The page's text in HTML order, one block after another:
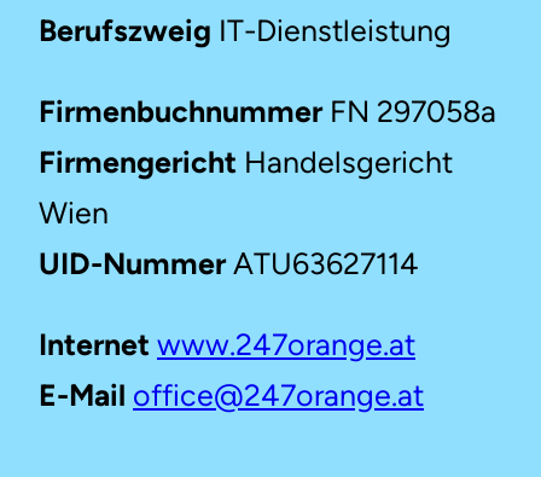
Berufszweig IT-Dienstleistung
FirmenbuchnummerFN 297058a
Firmengericht Handelsgericht
Wien
UID-NummerATU63627114
Internet www.247orange.at
E-Mail office@247orange.at